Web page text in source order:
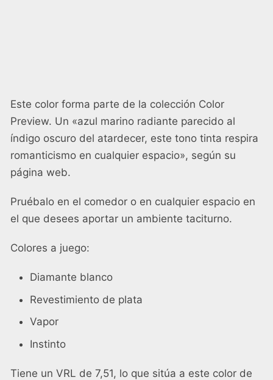
Este color forma parte de la colección Color
Preview. Un «azul marino radiante parecido al
índigo oscuro del atardecer, este tono tinta respira
romanticismo en cualquier espacio», según su
página web.
Pruébalo en el comedor o en cualquier espacio en
el que desees aportar un ambiente taciturno.
Colores a juego:
Diamante blanco
Revestimiento de plata
Vapor
Instinto
Tiene un VRL de 7,51, lo que sitúa a este color de